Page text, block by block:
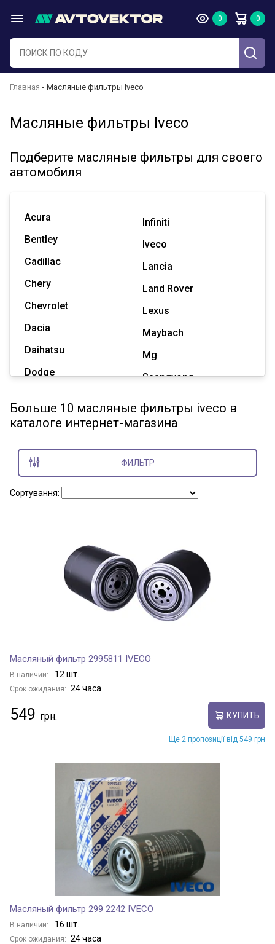
Главная Масляные фильтры Iveco
Масляные фильтры Iveco
Подберите масляные фильтры для своего
автомобиля
Acura
Bentley
Cadillac
Chery
Chevrolet
Dacia
Daihatsu
Dodge
Great Wall
Hummer
Infiniti
Iveco
Lancia
Land Rover
Lexus
Maybach
Mg
Ssangyong
Tesla
Показать все марки
Больше 10 масляные фильтры iveco в
каталоге интернет-магазина
ФИЛЬТР
Сортування:
Масляный фильтр 2995811 IVECO
В наличии: 12 шт.
Срок ожидания: 24 часа
549 КУПИТЬ
Ще 2 пропозиції від 549 грн
Масляный фильтр 299 2242 IVECO
В наличии: 16 шт.
Срок ожидания: 24 часа